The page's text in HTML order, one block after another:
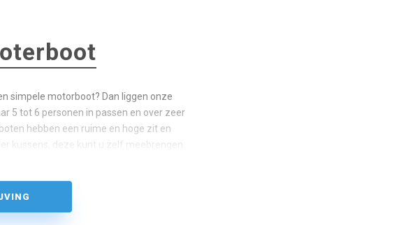
simpele motorboot? Dan liggen onze
5 tot 6 personen in passen en over zeer
hebben een ruime en hoge zit en
kussens, deze kunt u zelf meebrengen.